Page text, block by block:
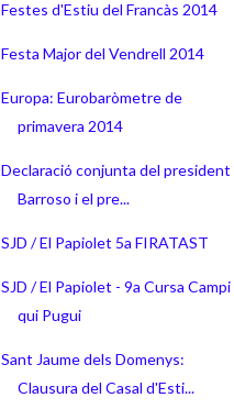
Festes d'Estiu del Francàs 2014
Festa Major del Vendrell 2014
Europa: Eurobaròmetre de
primavera 2014
Declaració conjunta del president
Barroso i el pre...
SJD / El Papiolet 5a FIRATAST
SJD / El Papiolet - 9a Cursa Campi
qui Pugui
Sant Jaume dels Domenys:
Clausura del Casal d'Esti...